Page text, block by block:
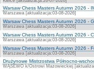
Warsaw Chess Masters Autumn 2026 -
Warszawa [aktualizacja:03-08-2026]
Warsaw Chess Masters Autumn 2026 -
Warszawa [aktualizacja:03-08-2026]
Warsaw Chess Masters Autumn 2026 -
Warszawa [aktualizacja:03-08-2026]
Warsaw Chess Masters Autumn 2026 -
Warszawa [aktualizacja:03-08-2026]
Drużynowe Mistrzostwa Północno-
WĄSEWO k/Ostrowi Mazowieckiej